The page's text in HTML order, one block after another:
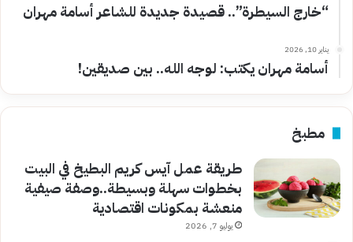
“خارج السيطرة”.. قصيدة جديدة للشاعر أسامة مهران
يناير 10, 2026
أسامة مهران يكتب: لوجه الله.. بين صديقين!
مطبخ
طريقة عمل آيس كريم البطيخ في البيت
بخطوات سهلة وبسيطة..وصفة صيفية
منعشة بمكونات اقتصادية
يوليو 7, 2026